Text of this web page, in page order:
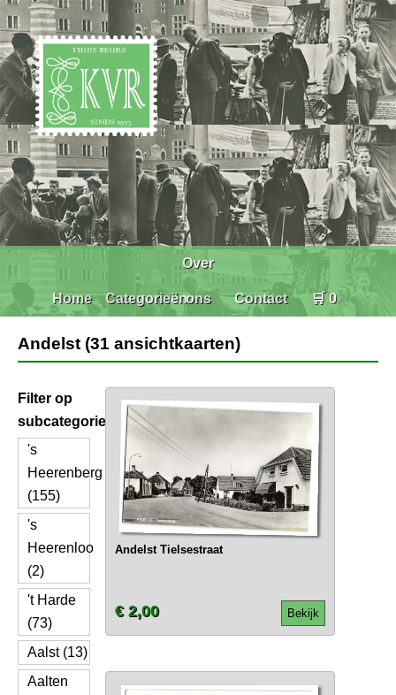
Home Categorieën
Over
ons Contact 🛒 0
Andelst (31 ansichtkaarten)
Filter op
subcategorie
's
Heerenberg
(155)
's
Heerenloo
(2)
't Harde
(73)
Aalst (13)
Aalten
Andelst Tielsestraat
Bekijk
€ 2,00